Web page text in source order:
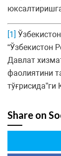
[1]
“Ўзбекистон
Давлат
фаолиятини
Share on